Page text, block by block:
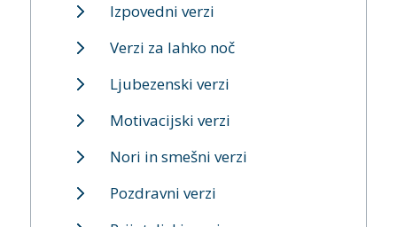
Izpovedni verzi
Verzi za lahko noč
Ljubezenski verzi
Motivacijski verzi
Nori in smešni verzi
Pozdravni verzi